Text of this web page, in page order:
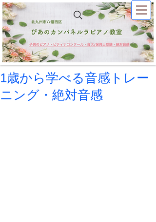
1歳から学べる音感トレー
ニング・絶対音感